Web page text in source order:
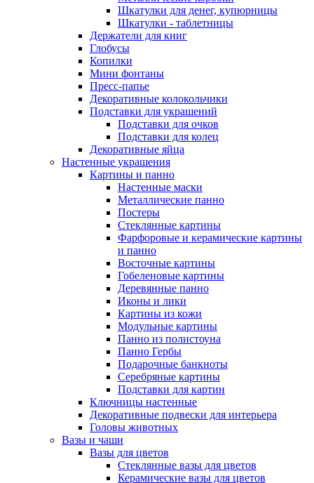
Шкатулки для денег, купюрницы
Шкатулки - таблетницы
Держатели для книг
Глобусы
Копилки
Мини фонтаны
Пресс-папье
Декоративные колокольчики
Подставки для украшений
Подставки для очков
Подставки для колец
Декоративные яйца
Настенные украшения
Картины и панно
Настенные маски
Металлические панно
Постеры
Стеклянные картины
Фарфоровые и керамические картины
и панно
Восточные картины
Гобеленовые картины
Деревянные панно
Иконы и лики
Картины из кожи
Модульные картины
Панно из полистоуна
Панно Гербы
Подарочные банкноты
Серебряные картины
Подставки для картин
Ключницы настенные
Декоративные подвески для интерьера
Головы животных
Вазы и чаши
Вазы для цветов
Стеклянные вазы для цветов
Керамические вазы для цветов